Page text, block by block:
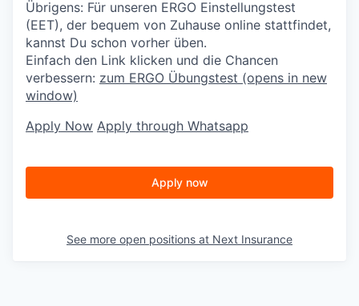
Übrigens: Für unseren ERGO Einstellungstest
(EET), der bequem von Zuhause online stattfindet,
kannst Du schon vorher üben.
Einfach den Link klicken und die Chancen
verbessern: zum ERGO Übungstest (opens in new
window)
Apply Now Apply through Whatsapp
Apply now
See more open positions at Next Insurance